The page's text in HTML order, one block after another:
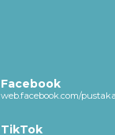
Facebook
web.facebook.com/
TikTok